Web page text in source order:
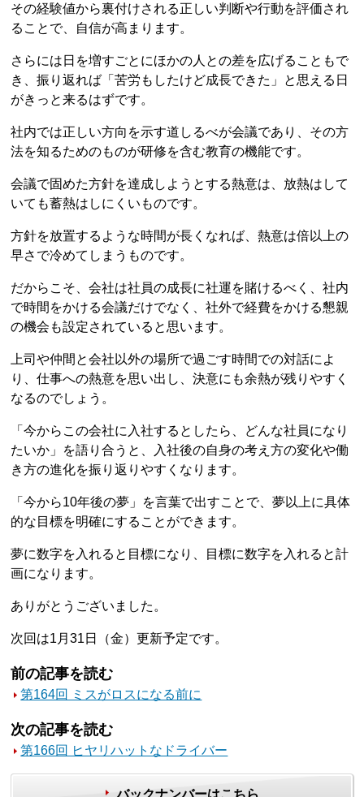
その経験値から裏付けされる正しい判断や行動を評価され
ることで、自信が高まります。
さらには日を増すごとにほかの人との差を広げることもで
き、振り返れば「苦労もしたけど成長できた」と思える日
がきっと来るはずです。
社内では正しい方向を示す道しるべが会議であり、その方
法を知るためのものが研修を含む教育の機能です。
会議で固めた方針を達成しようとする熱意は、放熱はして
いても蓄熱はしにくいものです。
方針を放置するような時間が長くなれば、熱意は倍以上の
早さで冷めてしまうものです。
だからこそ、会社は社員の成長に社運を賭けるべく、社内
で時間をかける会議だけでなく、社外で経費をかける懇親
の機会も設定されていると思います。
上司や仲間と会社以外の場所で過ごす時間での対話によ
り、仕事への熱意を思い出し、決意にも余熱が残りやすく
なるのでしょう。
「今からこの会社に入社するとしたら、どんな社員になり
たいか」を語り合うと、入社後の自身の考え方の変化や働
き方の進化を振り返りやすくなります。
「今から10年後の夢」を言葉で出すことで、夢以上に具体
的な目標を明確にすることができます。
夢に数字を入れると目標になり、目標に数字を入れると計
画になります。
ありがとうございました。
次回は1月31日（金）更新予定です。
前の記事を読む
第164回 ミスがロスになる前に
次の記事を読む
第166回 ヒヤリハットなドライバー
バックナンバーはこちら